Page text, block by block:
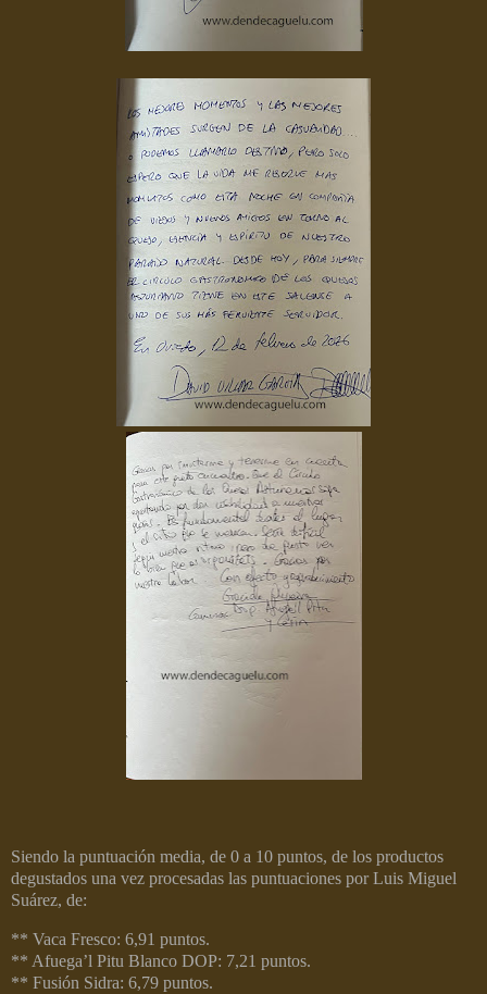
Siendo la puntuación media, de 0 a 10 puntos, de los productos
degustados una vez procesadas las puntuaciones por Luis Miguel
Suárez, de:
** Vaca Fresco: 6,91 puntos.
** Afuega’l Pitu Blanco DOP: 7,21 puntos.
** Fusión Sidra: 6,79 puntos.